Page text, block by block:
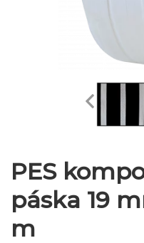
PES
páska 19
m